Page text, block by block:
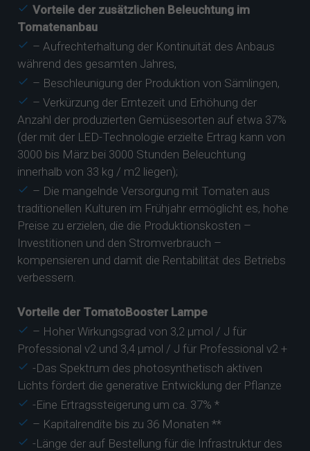
Vorteile der zusätzlichen Beleuchtung im
Tomatenanbau
– Aufrechterhaltung der Kontinuität des Anbaus
während des gesamten Jahres,
– Beschleunigung der Produktion von Sämlingen,
– Verkürzung der Erntezeit und Erhöhung der
Anzahl der produzierten Gemüsesorten auf etwa 37%
(der mit der LED-Technologie erzielte Ertrag kann von
3000 bis März bei 3000 Stunden Beleuchtung
innerhalb von 33 kg / m2 liegen);
– Die mangelnde Versorgung mit Tomaten aus
traditionellen Kulturen im Frühjahr ermöglicht es, hohe
Preise zu erzielen, die die Produktionskosten –
Investitionen und den Stromverbrauch –
kompensieren und damit die Rentabilität des Betriebs
verbessern.
Vorteile der TomatoBooster Lampe
– Hoher Wirkungsgrad von 3,2 μmol / J für
Professional v2 und 3,4 μmol / J für Professional v2 +
-Das Spektrum des photosynthetisch aktiven
Lichts fördert die generative Entwicklung der Pflanze
-Eine Ertragssteigerung um ca. 37% *
– Kapitalrendite bis zu 36 Monaten **
-Länge der auf Bestellung für die Infrastruktur des